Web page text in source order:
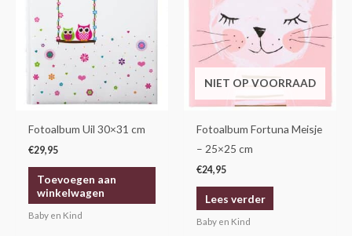
Fotoalbum Uil 30×31 cm
€29,95
Toevoegen aan
winkelwagen
Baby en Kind
NIET OP VOORRAAD
Fotoalbum Fortuna Meisje
– 25×25 cm
€24,95
Lees verder
Baby en Kind